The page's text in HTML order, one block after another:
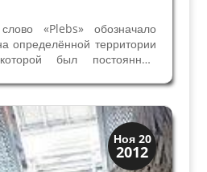
«Plebs» обозначало
определённой территории
был постоянный
с крестильней или с
крещения. Кроме того,
Ноя 20
2012